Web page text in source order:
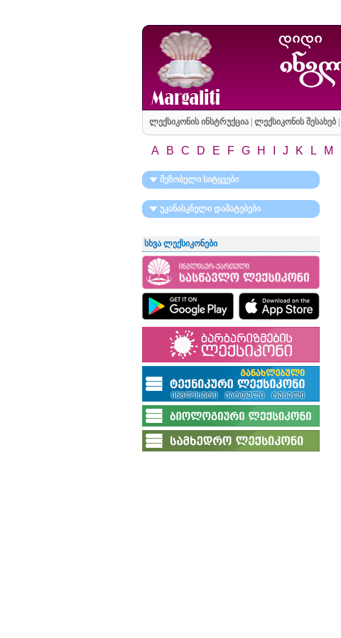
ლექსიკონის ინსტრუქცია| ლექსიკონის შესახებ|
A B C D E F G H J K L M
მეზობელი სიტყვები
უკანასკნელი დამატებები
სხვა ლექსიკონები